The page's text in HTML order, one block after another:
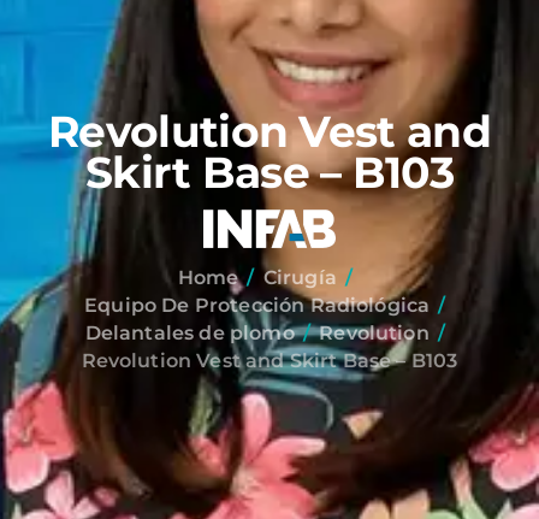
Revolution Vest and
Skirt Base – B103
Home
Cirugía
Equipo De Protección Radiológica
Delantales de plomo
Revolution
Revolution Vest and Skirt Base – B103